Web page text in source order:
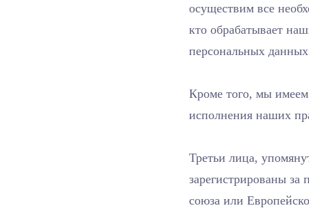
осуществим все
кто обрабатывает
персональных данных
Кроме того, мы
исполнения наших
Третьи лица,
зарегистрированы
союза или